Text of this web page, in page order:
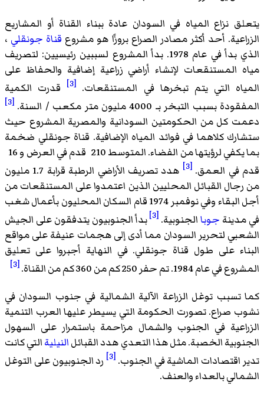
يتعلق نزاع المياه في السودان عادة ببناء القناة أو المشاريع
الزراعية. أحد أكثر مصادر الصراع بروزًا هو مشروع قناة جونقلي ،
الذي بدأ في عام 1978. بدأ المشروع لسببين رئيسيين: لتصريف
مياه المستنقعات لإنشاء أراضي زراعية إضافية والحفاظ على
المياه التي يتم تبخرها في المستنقعات. [3]
قدرت الكمية
المفقودة بسبب التبخر بـ 4000 مليون متر مكعب / السنة.
[3]
دعمت كل من الحكومتين السودانية والمصرية المشروع حيث
ستشارك كلاهما في فوائد المياه الإضافية. قناة جونقلي ضخمة
قدم في العمق.[3]
هدد تصريف الأراضي الرطبة قرابة 1.7 مليون
من رجال القبائل المحليين الذين اعتمدوا على المستنقعات من
أجل البقاء وفي نوفمبر 1974 قام السكان المحليون بأعمال شغب
في مدينة جوباالجنوبية. [3]
بدأ الجنوبيون يتدفقون على الجيش
الشعبي لتحرير السودان مما أدى إلى هجمات عنيفة على مواقع
البناء على طول قناة جونقلي. في النهاية أجبروا على تعليق
المشروع في عام 1984. تم حفر 250 كم من 360 كم من القناة.
[3]
كما تسبب توغل الزراعة الآلية الشمالية في جنوب السودان في
نشوب صراع. تصورت الحكومة التي يسيطر عليها العرب التنمية
الزراعية في الجنوب والشمال مزاحمة باستمرار على السهول
الجنوبية الخصبة. مثل هذا التعدي هدد القبائلالنيليةالتي كانت
تدير اقتصادات الماشية في الجنوب. [3]
رد الجنوبيون على التوغل
الشمالي بالعداء والعنف.